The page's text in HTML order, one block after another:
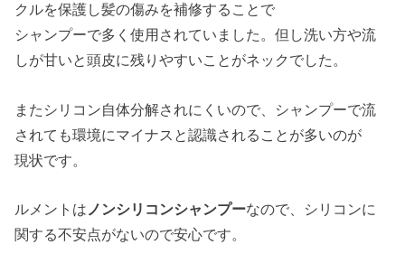
クルを保護し髪の傷みを補修することで
シャンプーで多く使用されていました。但し洗い方や流
しが甘いと頭皮に残りやすいことがネックでした。
またシリコン自体分解されにくいので、シャンプーで流
されても環境にマイナスと認識されることが多いのが
現状です。
ルメントは ノンシリコンシャンプーなので、シリコンに
関する不安点がないので安心です。